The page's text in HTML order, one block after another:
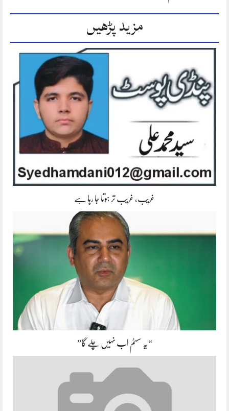
مزید پڑھیں
غریب، غریب تر ہوتا جا رہا ہے
“یہ سسٹم اب نہیں چلے گا”